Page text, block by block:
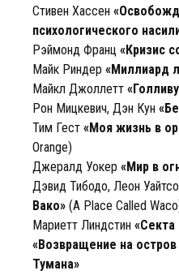
Стивен Хассен
психологического
Рэймонд Франц «Кризис
Майк Риндер «Миллиард
Майкл Джоллетт
Рон Мицкевич, Дэн Кун
Тим Гест «Моя жизнь в
Orange)
Джералд Уокер «Мир в
Дэвид Тибодо, Леон
Вако» (A Place Called
Мариетт Линдстин «Секта
«Возвращение на
Тумана»